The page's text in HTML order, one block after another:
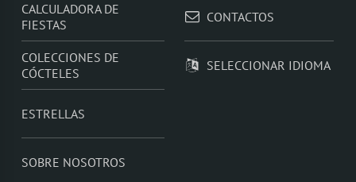
CALCULADORA DE
FIESTAS
COLECCIONES DE
CÓCTELES
ESTRELLAS
SOBRE NOSOTROS
CONTACTOS
SELECCIONAR IDIOMA